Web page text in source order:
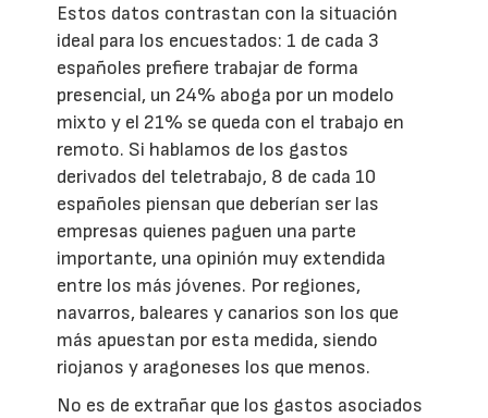
Estos datos contrastan con la situación
ideal para los encuestados: 1 de cada 3
españoles prefiere trabajar de forma
presencial, un 24% aboga por un modelo
mixto y el 21% se queda con el trabajo en
remoto. Si hablamos de los gastos
derivados del teletrabajo, 8 de cada 10
españoles piensan que deberían ser las
empresas quienes paguen una parte
importante, una opinión muy extendida
entre los más jóvenes. Por regiones,
navarros, baleares y canarios son los que
más apuestan por esta medida, siendo
riojanos y aragoneses los que menos.
No es de extrañar que los gastos asociados